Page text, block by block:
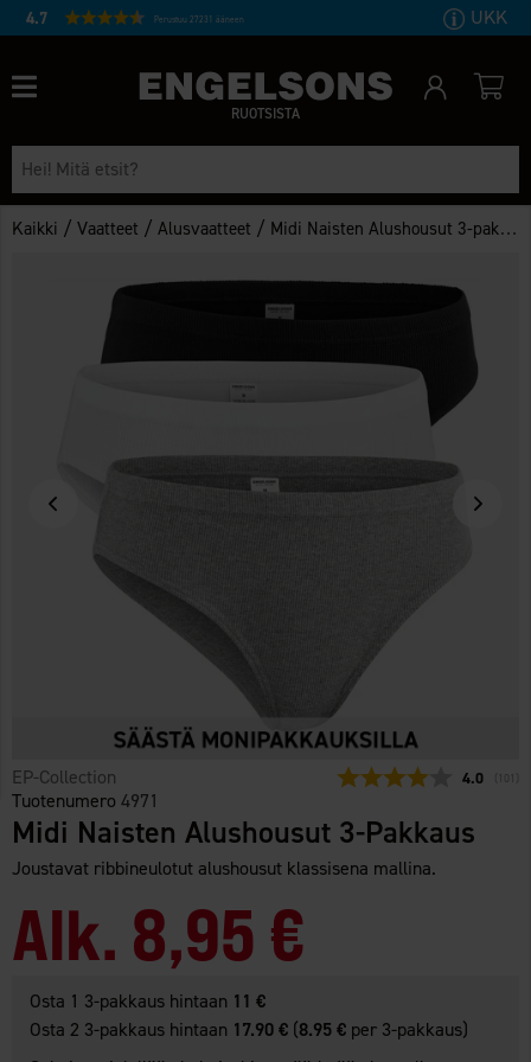
4.7 Perustuu 27231 ääneen UKK
RUOTSISTA
Kaikki /Vaatteet /Alusvaatteet / Midi Naisten Alushousut 3-pakkaus
EP-Collection
Tuotenumero 4971
4.0 äänet:
101
Midi Naisten Alushousut 3-Pakkaus
Joustavat ribbineulotut alushousut klassisena mallina.
Alk. 8,95 €
Osta 1 3-pakkaus hintaan 11 €
Osta 2 3-pakkaus hintaan 17.90 € (8.95 € per 3-pakkaus)